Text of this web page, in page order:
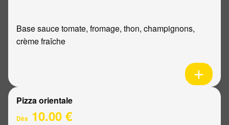
Base sauce tomate, fromage, thon, champignons,
crème fraîche
Pizza orientale
Dès 10.00 €